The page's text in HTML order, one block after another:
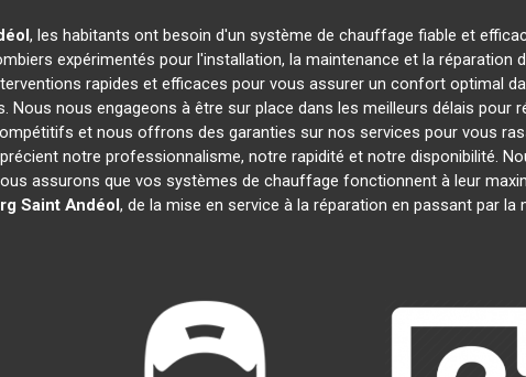
, les habitants ont besoin d'un système de chauffage fiable et
expérimentés pour l'installation, la maintenance et la réparation
rapides et efficaces pour vous assurer un confort optimal
Nous nous engageons à être sur place dans les meilleurs délais pour
et nous offrons des garanties sur nos services pour vous
notre professionnalisme, notre rapidité et notre disponibilité.
assurons que vos systèmes de chauffage fonctionnent à leur
Saint Andéol, de la mise en service à la réparation en passant par